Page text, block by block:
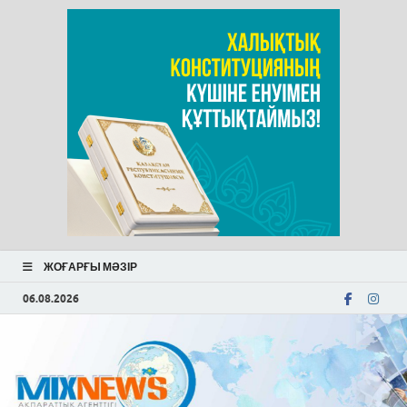
ЖОҒАРҒЫ МӘЗІР
06.08.2026